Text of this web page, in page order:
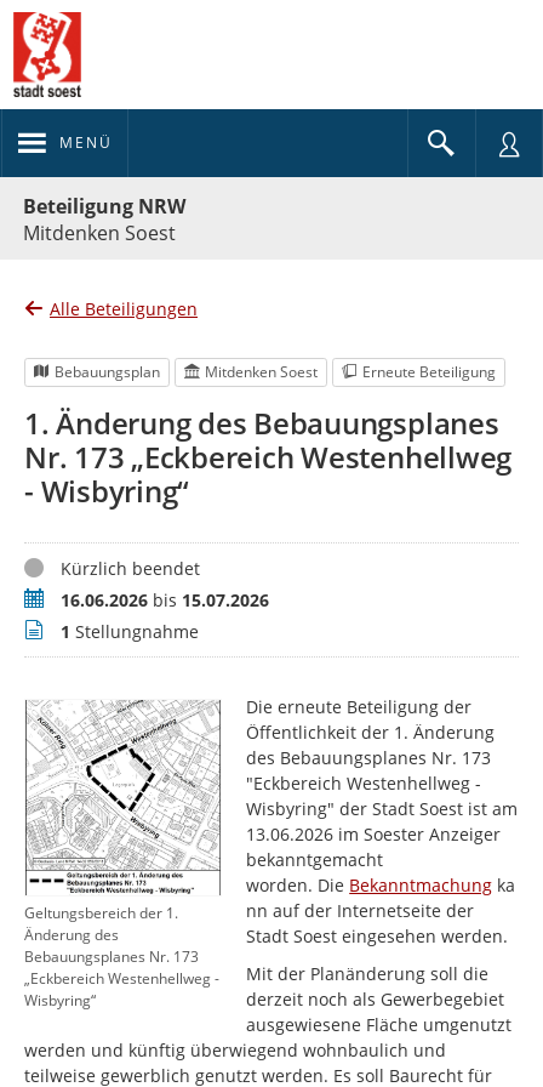
MENÜ
Beteiligung NRW
Mitdenken Soest
Alle Beteiligungen
Bebauungsplan Mitdenken Soest Erneute Beteiligung
1. Änderung des Bebauungsplanes
Nr. 173 „Eckbereich Westenhellweg
- Wisbyring“
StatusKürzlich beendet
Zeitraum16.06.2026 bis 15.07.2026
Stellungnahmen
1 Stellungnahme
Geltungsbereich der 1.
Änderung des
Bebauungsplanes Nr. 173
„Eckbereich Westenhellweg -
Wisbyring“
Die erneute Beteiligung der
Öffentlichkeit der 1. Änderung
des Bebauungsplanes Nr. 173
"Eckbereich Westenhellweg -
Wisbyring" der Stadt Soest ist am
13.06.2026 im Soester Anzeiger
bekanntgemacht
worden. Die Bekanntmachung ka
nn auf der Internetseite der
Stadt Soest eingesehen werden.
Mit der Planänderung soll die
derzeit noch als Gewerbegebiet
ausgewiesene Fläche umgenutzt
werden und künftig überwiegend wohnbaulich und
teilweise gewerblich genutzt werden. Es soll Baurecht für